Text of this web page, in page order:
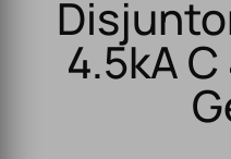
4.5kA